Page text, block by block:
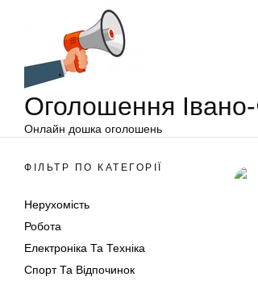
Оголошення Івано-
Онлайн дошка оголошень
ФІЛЬТР ПО КАТЕГОРІЇ
Нерухомість
Робота
Електроніка Та Техніка
Спорт Та Відпочинок